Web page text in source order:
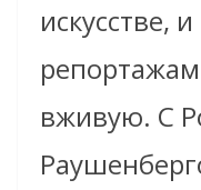
искусстве,
вживую. С